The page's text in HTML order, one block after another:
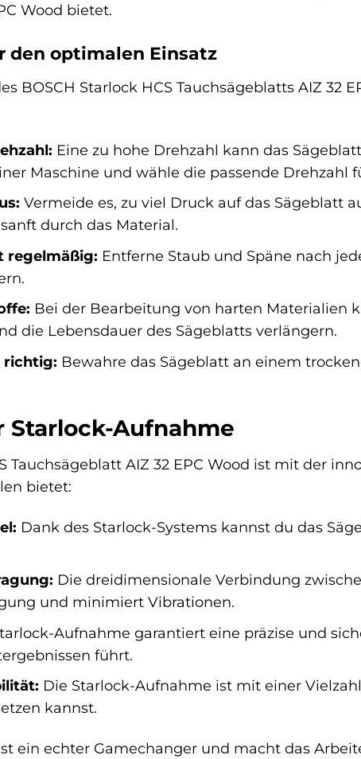
Wood bietet.
den optimalen Einsatz
BOSCH Starlock HCS Tauchsägeblatts AIZ 32
Eine zu hohe Drehzahl kann das
Maschine und wähle die passende Drehzahl
Vermeide es, zu viel Druck auf das Sägeblatt
durch das Material.
regelmäßig: Entferne Staub und Späne nach
Bei der Bearbeitung von harten Materialien
die Lebensdauer des Sägeblatts verlängern.
richtig: Bewahre das Sägeblatt an einem
Starlock-Aufnahme
Tauchsägeblatt AIZ 32 EPC Wood ist mit der
bietet:
Dank des Starlock-Systems kannst du das
Die dreidimensionale Verbindung
und minimiert Vibrationen.
Aufnahme garantiert eine präzise und
führt.
Die Starlock-Aufnahme ist mit einer
kannst.
ein echter Gamechanger und macht das